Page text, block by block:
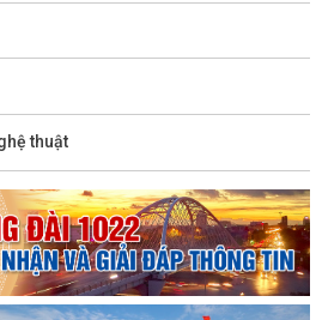
thuật
Về việc cho Tổng Công ty phát triển đô
năm 2026 của UBND xã Thượng Hồng
các thôn sau sắp xếp, tổ chức lại các